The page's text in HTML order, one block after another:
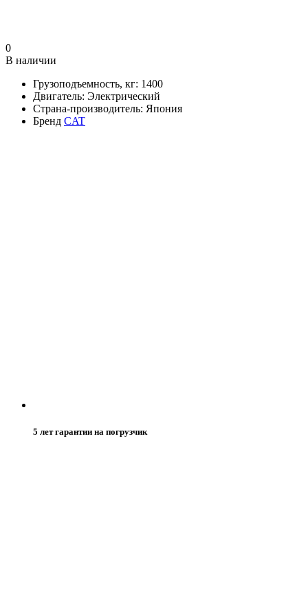
0
В наличии
Грузоподъемность, кг: 1400
Двигатель: Электрический
Страна-производитель: Япония
Бренд CAT
5 лет гарантии на погрузчик